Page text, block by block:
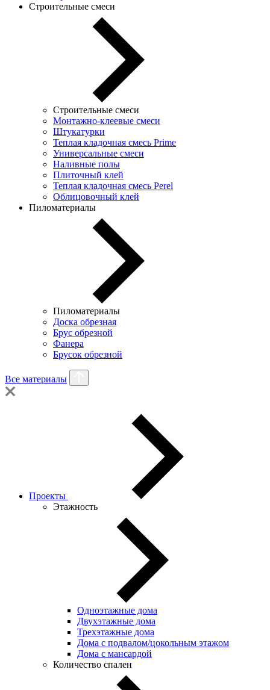
Строительные смеси
Строительные смеси
Монтажно-клеевые смеси
Штукатурки
Теплая кладочная смесь Prime
Универсальные смеси
Наливные полы
Плиточный клей
Теплая кладочная смесь Perel
Облицовочный клей
Пиломатериалы
Пиломатериалы
Доска обрезная
Брус обрезной
Фанера
Брусок обрезной
Все материалы
Проекты
Этажность
Одноэтажные дома
Двухэтажные дома
Трехэтажные дома
Дома с подвалом/цокольным этажом
Дома с мансардой
Количество спален